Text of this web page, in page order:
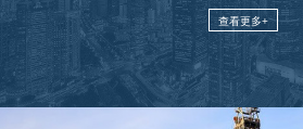
查看更多+